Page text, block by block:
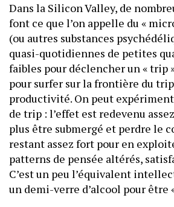
Dans la Silicon Valley, de
font ce que l’on appelle du «
(ou autres substances
quasi-quotidiennes de petites
faibles pour déclencher un « trip
pour surfer sur la frontière du
productivité. On peut
de trip : l’effet est redevenu
plus être submergé et perdre le
restant assez fort pour en
patterns de pensée altérés,
C’est un peu l’équivalent
un demi-verre d’alcool pour être